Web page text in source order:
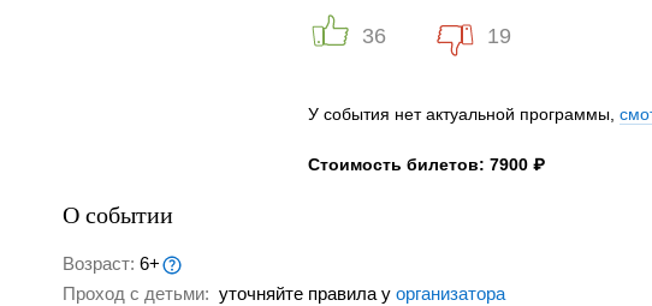
36 19
У события нет актуальной программы,
Стоимость билетов: 7900 ₽
О событии
Возраст: 6+
Проход с детьми: уточняйте правила у организатора